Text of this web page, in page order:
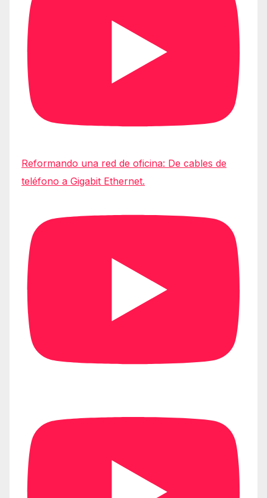
Reformando una red de oficina: De cables de
teléfono a Gigabit Ethernet.